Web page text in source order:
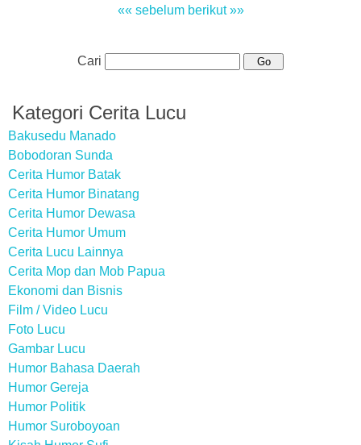
«« sebelum berikut »»
Cari
Kategori Cerita Lucu
Bakusedu Manado
Bobodoran Sunda
Cerita Humor Batak
Cerita Humor Binatang
Cerita Humor Dewasa
Cerita Humor Umum
Cerita Lucu Lainnya
Cerita Mop dan Mob Papua
Ekonomi dan Bisnis
Film / Video Lucu
Foto Lucu
Gambar Lucu
Humor Bahasa Daerah
Humor Gereja
Humor Politik
Humor Suroboyoan